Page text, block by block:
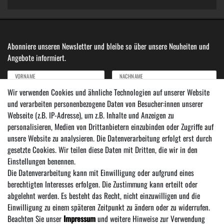
Abonniere unseren Newsletter und bleibe so über unsere Neuheiten und
Angebote informiert.
VORNAME NACHNAME
E-MAIL ***
Newsletter
Honig
Hiermit bestätige ich, dass ich dieDaten­schutz­erklärunggelesen habe. Meine Einwilligung
kann ich jederzeit widerrufen.***
*** Hierbei handelt es sich um ein Pflichtfeld.
Wir verwenden Cookies und ähnliche Technologien auf unserer Website
und verarbeiten personenbezogene Daten von Besucher:innen unserer
Webseite (z.B. IP-Adresse), um z.B. Inhalte und Anzeigen zu
personalisieren, Medien von Drittanbietern einzubinden oder Zugriffe auf
unsere Website zu analysieren. Die Datenverarbeitung erfolgt erst durch
gesetzte Cookies. Wir teilen diese Daten mit Dritten, die wir in den
Einstellungen benennen.
Die Datenverarbeitung kann mit Einwilligung oder aufgrund eines
berechtigten Interesses erfolgen. Die Zustimmung kann erteilt oder
abgelehnt werden. Es besteht das Recht, nicht einzuwilligen und die
Einwilligung zu einem späteren Zeitpunkt zu ändern oder zu widerrufen.
Beachten Sie unser Impressumund weitere Hinweise zur Verwendung